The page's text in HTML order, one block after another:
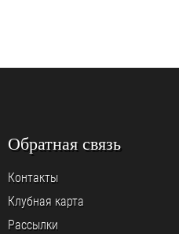
Обратная связь
Контакты
Клубная карта
Рассылки